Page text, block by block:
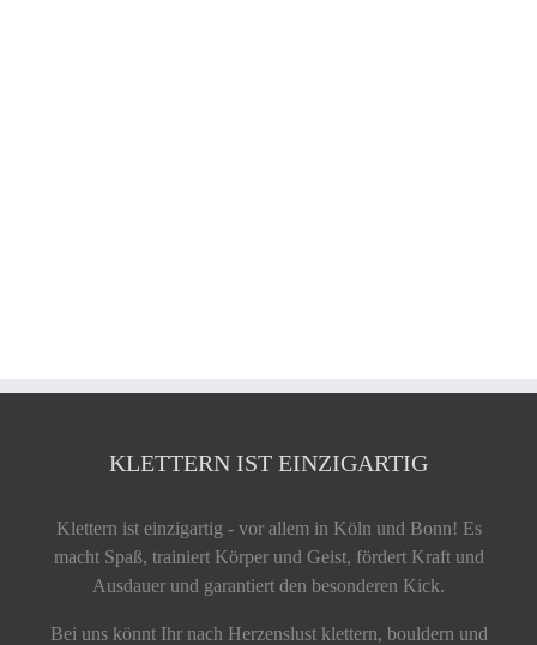
KLETTERN IST EINZIGARTIG
Klettern ist einzigartig - vor allem in Köln und Bonn! Es
macht Spaß, trainiert Körper und Geist, fördert Kraft und
Ausdauer und garantiert den besonderen Kick.
Bei uns könnt Ihr nach Herzenslust klettern, bouldern und